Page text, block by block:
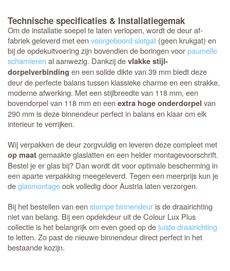
Technische specificaties & Installatiegemak
Om de installatie soepel te laten verlopen, wordt de deur af-
fabriek geleverd met eenvoorgeboord slotgat (geen krukgat) en
bij de opdekuitvoering zijn bovendien de boringen voorpaumelle
scharnieren al aanwezig. Dankzij devlakke stijl-
dorpelverbinding en een solide dikte van 39 mm biedt deze
deur de perfecte balans tussen klassieke charme en een strakke,
moderne afwerking. Met een stijlbreedte van 118 mm, een
bovendorpel van 118 mm en eenextra hoge onderdorpel van
290 mm is deze binnendeur perfect in balans en klaar om elk
interieur te verrijken.
Wij verpakken de deur zorgvuldig en leveren deze compleet met
op maatgemaakte glaslatten en een helder montagevoorschrift.
Bestel je er glas bij? Dan wordt dit voor optimale bescherming in
een aparte verpakking meegeleverd. Tegen een meerprijs kun je
deglasmontageook volledig door Austria laten verzorgen.
Bij het bestellen van eenstompe binnendeur is de draairichting
niet van belang. Bij een opdekdeur uit de Colour Lux Plus
collectie is het belangrijk om even goed op de juiste draairichting
te letten. Zo past de nieuwe binnendeur direct perfect in het
bestaande kozijn.